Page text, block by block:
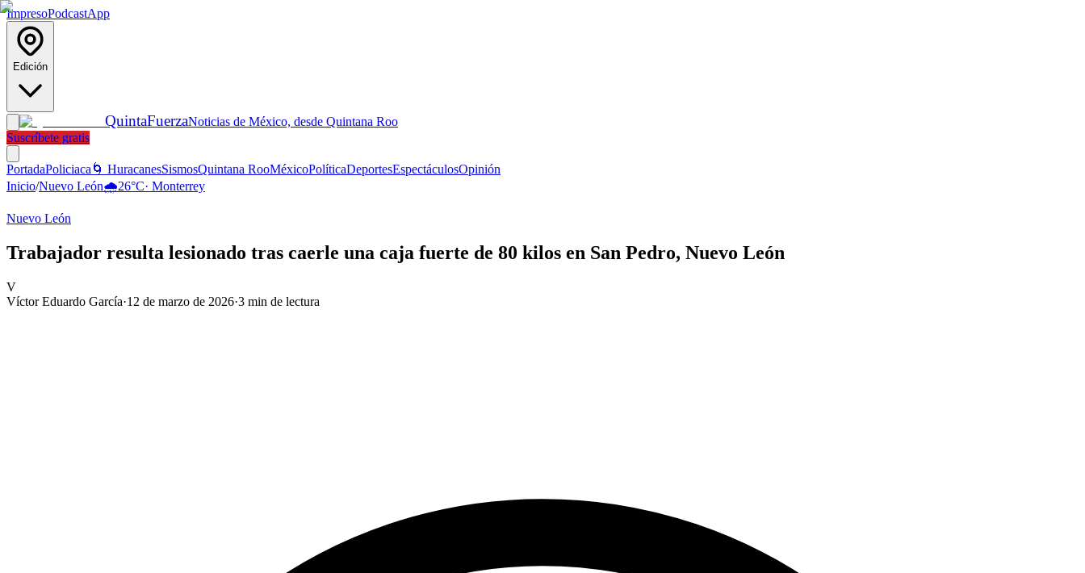
ImpresoPodcastApp
Edición
QuintaFuerzaNoticias de México, desde Quintana Roo
Suscríbete gratis
PortadaPoliciaca 🌀 HuracanesSismosQuintana RooMéxicoPolíticaDeportesEspectáculosOpinión
Inicio/Nuevo León🌧️26°C· Monterrey
Nuevo León
Trabajador resulta lesionado tras caerle una caja fuerte de 80 kilos en San Pedro, Nuevo León
V
Víctor Eduardo García·12 de marzo de 2026·3 min de lectura